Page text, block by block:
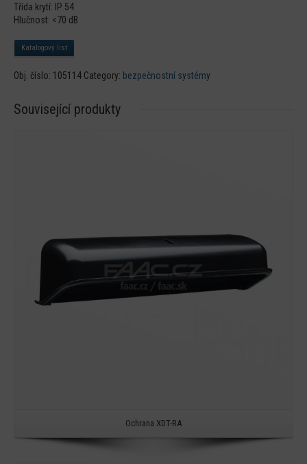
Třída krytí: IP 54
Hlučnost: <70 dB
Katalogový list
Obj. číslo: 105114 Category: bezpečnostní systémy
Související produkty
Ochrana XDT-RA